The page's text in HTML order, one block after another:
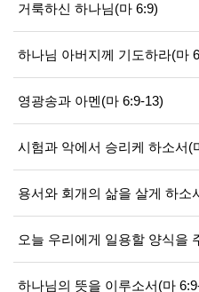
거룩하신 하나님(마 6:9)
하나님 아버지께 기도하라(마
영광송과 아멘(마 6:9-13)
시험과 악에서 승리케 하소서(
용서와 회개의 삶을 살게 하소
오늘 우리에게 일용할 양식을
하나님의 뜻을 이루소서(마